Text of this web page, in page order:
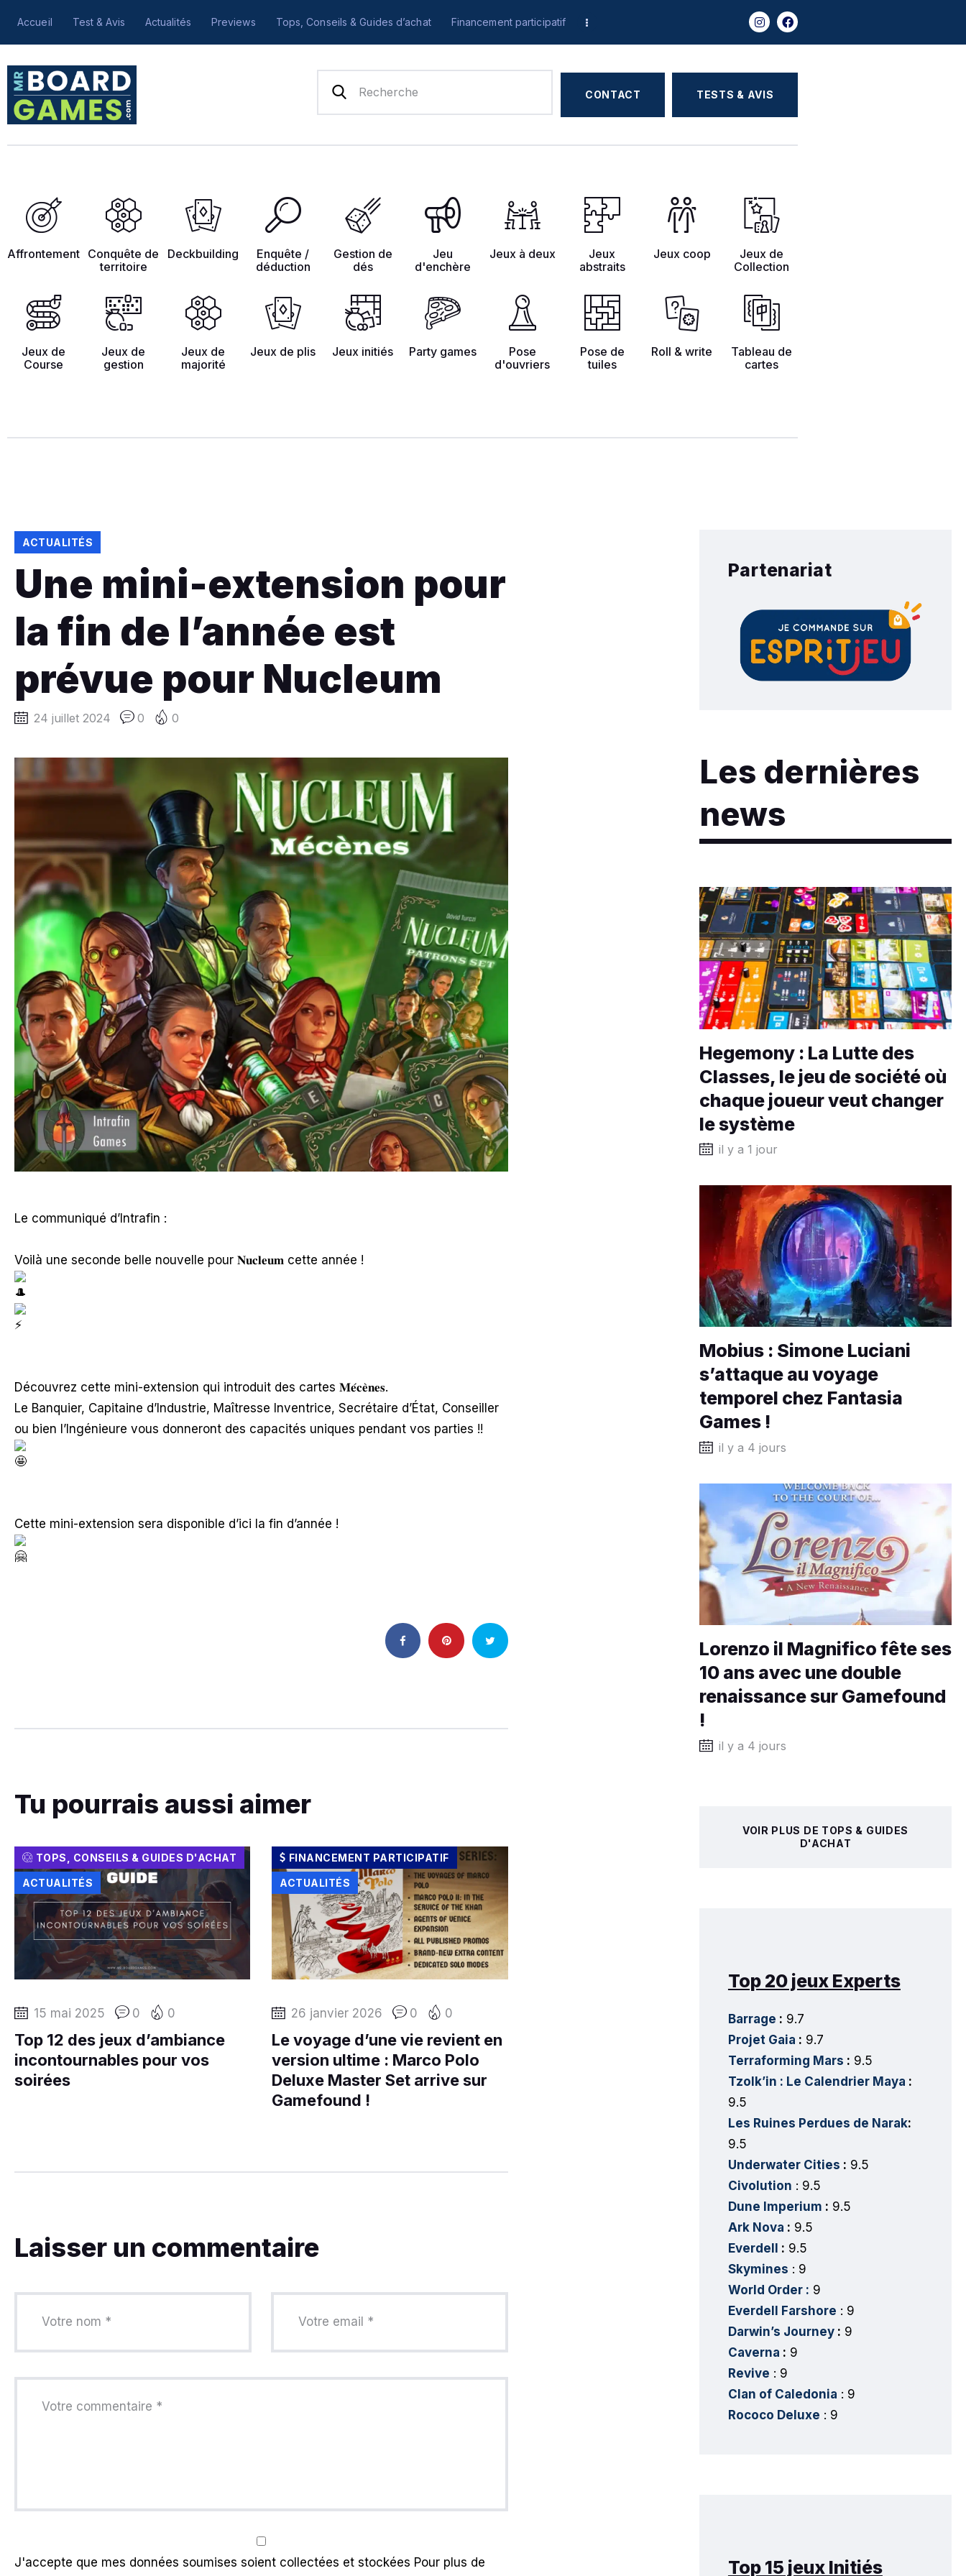
Accueil Test & Avis Actualités Previews Tops, Conseils & Guides d’achat Financement participatif
CONTACT TESTS & AVIS
Affrontement Conquête de
territoire
Deckbuilding
Enquête /
déduction
Gestion de
dés
Jeu
d'enchère
Jeux à deux
Jeux
abstraits
Jeux coop
Jeux de
Collection
Jeux de
Course
Jeux de
gestion
Jeux de
majorité
Jeux de plis Jeux initiés Party games
Pose
d'ouvriers
Pose de
tuiles
Roll & write
Tableau de
cartes
Accueil
Actualités
Guides d’achat
Financement
Français
ACTUALITÉS
Une mini-extension pour
la fin de l’année est
prévue pour Nucleum
24 juillet 2024 0 0
Le communiqué d’Intrafin :
Voilà une seconde belle nouvelle pour 𝐍𝐮𝐜𝐥𝐞𝐮𝐦 cette année !
Découvrez cette mini-extension qui introduit des cartes 𝐌𝐞́𝐜𝐞̀𝐧𝐞𝐬.
Le Banquier, Capitaine d’Industrie, Maîtresse Inventrice, Secrétaire d’État, Conseiller
ou bien l’Ingénieure vous donneront des capacités uniques pendant vos parties !!
Cette mini-extension sera disponible d’ici la fin d’année !
Tu pourrais aussi aimer
TOPS, CONSEILS & GUIDES D'ACHAT
ACTUALITÉS
15 mai 2025 0 0
Top 12 des jeux d’ambiance
incontournables pour vos
soirées
FINANCEMENT PARTICIPATIF
ACTUALITÉS
26 janvier 2026 0 0
Le voyage d’une vie revient en
version ultime : Marco Polo
Deluxe Master Set arrive sur
Gamefound !
Laisser un commentaire
J'accepte que mes données soumises soient collectées et stockées Pour plus de
Partenariat
Les dernières
news
Hegemony : La Lutte des
Classes, le jeu de société où
chaque joueur veut changer
le système
il y a 1 jour
Mobius : Simone Luciani
s’attaque au voyage
temporel chez Fantasia
Games !
il y a 4 jours
Lorenzo il Magnifico fête ses
10 ans avec une double
renaissance sur Gamefound
!
il y a 4 jours
VOIR PLUS DE TOPS & GUIDES
D'ACHAT
Top 20 jeux Experts
Barrage : 9.7
Projet Gaia : 9.7
Terraforming Mars : 9.5
Tzolk’in : Le Calendrier Maya :
9.5
Les Ruines Perdues de Narak:
9.5
Underwater Cities : 9.5
Civolution : 9.5
Dune Imperium : 9.5
Ark Nova : 9.5
Everdell
: 9.5
Skymines : 9
World Order : 9
Everdell Farshore : 9
Darwin’s Journey: 9
Caverna : 9
Revive : 9
Clan of Caledonia : 9
Rococo Deluxe : 9
Top 15 jeux Initiés